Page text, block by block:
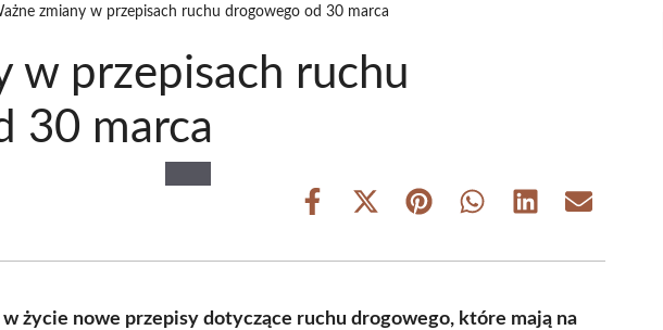
zmiany w przepisach ruchu drogowego od 30 marca
w przepisach ruchu
30 marca
Share
Share
(Twitter)
Share Share Share Share
życie nowe przepisy dotyczące ruchu drogowego, które mają na